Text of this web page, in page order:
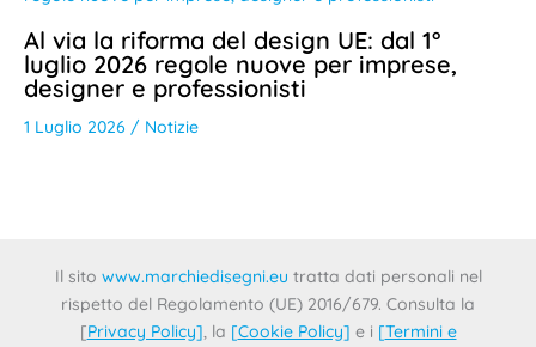
Al via la riforma del design UE: dal 1°
luglio 2026 regole nuove per imprese,
designer e professionisti
1 Luglio 2026 / Notizie
Il sito www.marchiedisegni.eu tratta dati personali nel
rispetto del Regolamento (UE) 2016/679. Consulta la
[Privacy Policy], la [Cookie Policy] e i [Termini e